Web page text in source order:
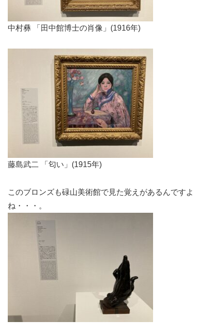
中村彝 「田中館博士の肖像」(1916年)
藤島武二 「匂い」(1915年)
このブロンズも碌山美術館で見た覚えがあるんですよ
ね・・・。